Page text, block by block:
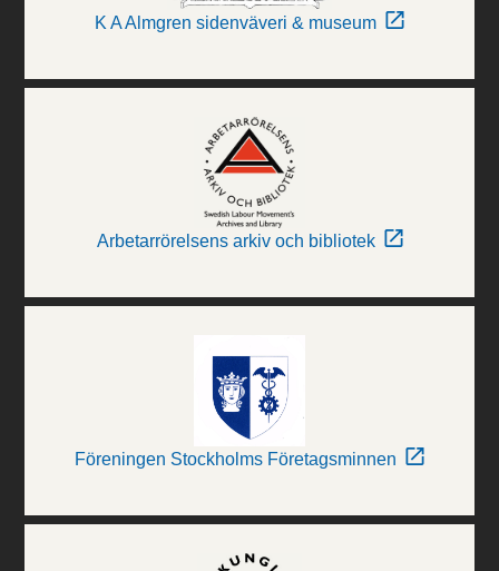
K A Almgren sidenväveri & museum
Arbetarrörelsens arkiv och bibliotek
Föreningen Stockholms Företagsminnen